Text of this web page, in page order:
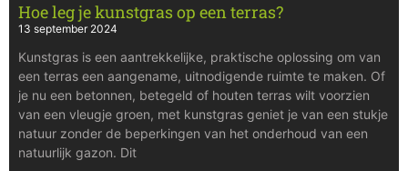
Hoe leg je kunstgras op een terras?
13 september 2024
Kunstgras is een aantrekkelijke, praktische oplossing om van
een terras een aangename, uitnodigende ruimte te maken. Of
je nu een betonnen, betegeld of houten terras wilt voorzien
van een vleugje groen, met kunstgras geniet je van een stukje
natuur zonder de beperkingen van het onderhoud van een
natuurlijk gazon. Dit